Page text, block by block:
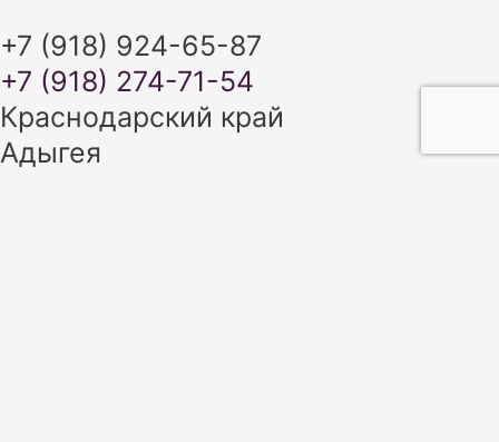
+7 (918) 924-65-87
+7 (918) 274-71-54
Краснодарский край
Адыгея